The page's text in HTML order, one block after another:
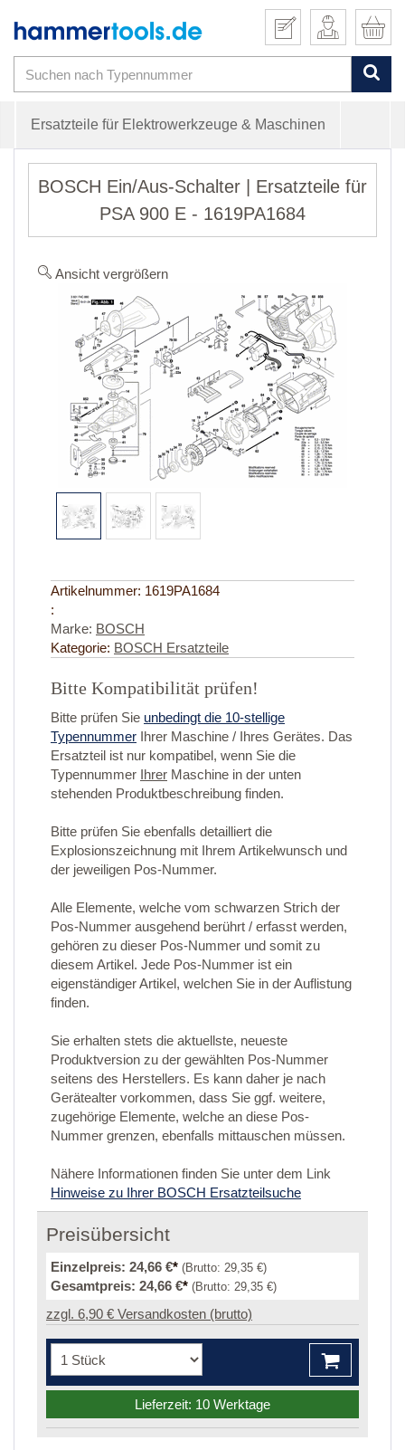
Ersatzteile für Elektrowerkzeuge & Maschinen
BOSCH Ein/Aus-Schalter | Ersatzteile für
PSA 900 E - 1619PA1684
Ansicht vergrößern
Artikelnummer: 1619PA1684
:
Marke: BOSCH
Kategorie: BOSCH Ersatzteile
Bitte Kompatibilität prüfen!
Bitte prüfen Sie unbedingt die 10-stellige
Typennummer Ihrer Maschine / Ihres Gerätes. Das
Ersatzteil ist nur kompatibel, wenn Sie die
Typennummer Ihrer Maschine in der unten
stehenden Produktbeschreibung finden.
Bitte prüfen Sie ebenfalls detailliert die
Explosionszeichnung mit Ihrem Artikelwunsch und
der jeweiligen Pos-Nummer.
Alle Elemente, welche vom schwarzen Strich der
Pos-Nummer ausgehend berührt / erfasst werden,
gehören zu dieser Pos-Nummer und somit zu
diesem Artikel. Jede Pos-Nummer ist ein
eigenständiger Artikel, welchen Sie in der Auflistung
finden.
Sie erhalten stets die aktuellste, neueste
Produktversion zu der gewählten Pos-Nummer
seitens des Herstellers. Es kann daher je nach
Gerätealter vorkommen, dass Sie ggf. weitere,
zugehörige Elemente, welche an diese Pos-
Nummer grenzen, ebenfalls mittauschen müssen.
Nähere Informationen finden Sie unter dem Link
Hinweise zu Ihrer BOSCH Ersatzteilsuche
Preisübersicht
Einzelpreis: 24,66 €* (Brutto: 29,35 €)
Gesamtpreis: 24,66 €* (Brutto: 29,35 €)
zzgl. 6,90 € Versandkosten (brutto)
Lieferzeit: 10 Werktage